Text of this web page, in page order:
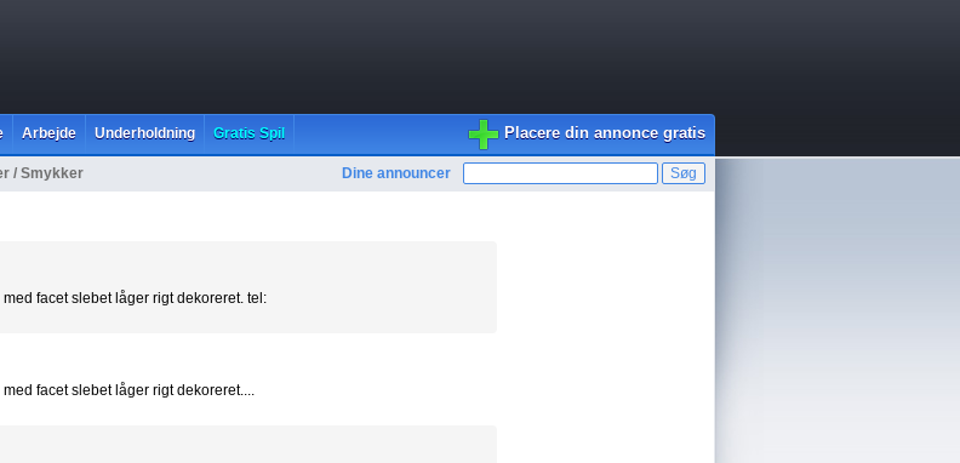
Arbejde Underholdning Gratis Spil Placere din annonce gratis
/ Smykker Dine announcer
facet slebet låger rigt dekoreret. tel:
facet slebet låger rigt dekoreret....